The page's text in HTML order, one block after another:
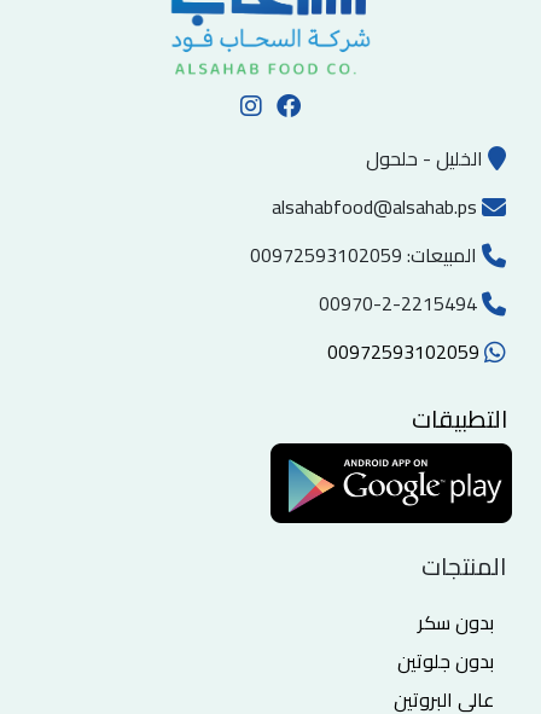
الخليل - حلحول
alsahabfood@alsahab.ps
المبيعات:00972593102059
التطبيقات
المنتجات
بدون سكر
بدون جلوتين
عالي البروتين